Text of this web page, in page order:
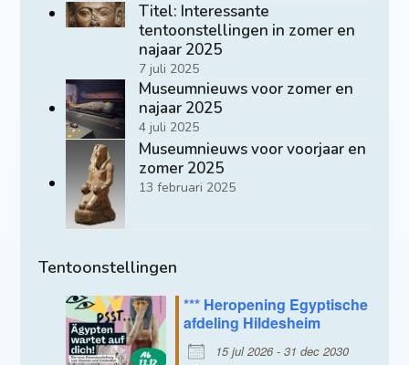
Titel: Interessante
tentoonstellingen in zomer en
najaar 2025
7 juli 2025
Museumnieuws voor zomer en
najaar 2025
4 juli 2025
Museumnieuws voor voorjaar en
zomer 2025
13 februari 2025
Tentoonstellingen
*** Heropening Egyptische
afdeling Hildesheim
15 jul 2026 - 31 dec 2030